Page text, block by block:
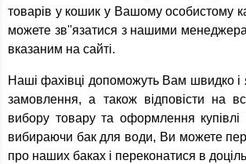
товарів у кошик у Вашому особистому
можете зв''язатися з нашими
вказаним на сайті.
Наші фахівці допоможуть Вам швидко і
замовлення, а також відповісти на
вибору товару та оформлення купівлі
вибираючи бак для води, Ви можете
про наших баках і переконатися в